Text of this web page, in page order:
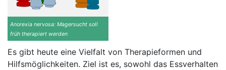
Anorexia nervosa: Magersucht soll
früh therapiert werden
Es gibt heute eine Vielfalt von Therapieformen und
Hilfsmöglichkeiten. Ziel ist es, sowohl das Essverhalten